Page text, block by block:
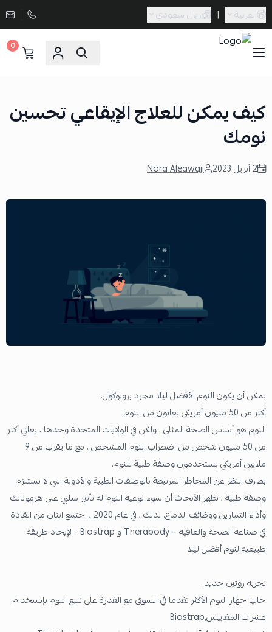
العربية | ريال سعودي
0
كيف يمكن للعلاج الإيقاعي تحسين
نومك
2 أبريل 2023 Nora Aleawaji
يمكن أن يكون النوم الأفضل ليلا مجرد بروتوكول.
أكثر من 50 مليون أمريكي يعانون من النوم.
النوم هو أساس الصحة المثلى ، ولكن في الولايات المتحدة وحدها ، يعاني أكثر
من 50 مليون شخص من اضطراب النوم المشخص ، مع ما يقرب من 9
ملايين أمريكي يستخدمون وصفة طبية للنوم.
بصرف النظر عن المخاطر المرتبطة بالوصفات الطبية والأدوية التي لا تستلزم
وصفة طبية ، تظهر الأبحاث أن سوء نوعية النوم له تأثير سلبي على هرموناتك
وأداء التمارين ووظائف الدماغ. لذلك ، في عام 2020 ، اجتمع اثنان من القادة
في صناعة الصحة والعافية – Therabody و Biostrap - لإيجاد طريقة
طبيعية لنوم أفضل ليلا
تجربة روتين جديد.
حاليا جهاز النوم الأكثر تقدما في السوق مع القدرة على تتبع النوم بإستخدام
عشرات المقاييس,Biostrap